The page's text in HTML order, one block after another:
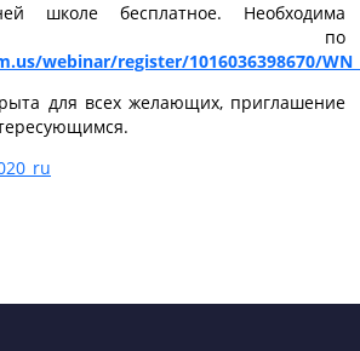
школе бесплатное. Необходима
по
webinar/register/1016036398670/
для всех желающих, приглашение